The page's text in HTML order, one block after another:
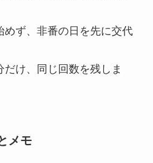
めず、非番の日を先に交代
け、同じ回数を残しま
メモ